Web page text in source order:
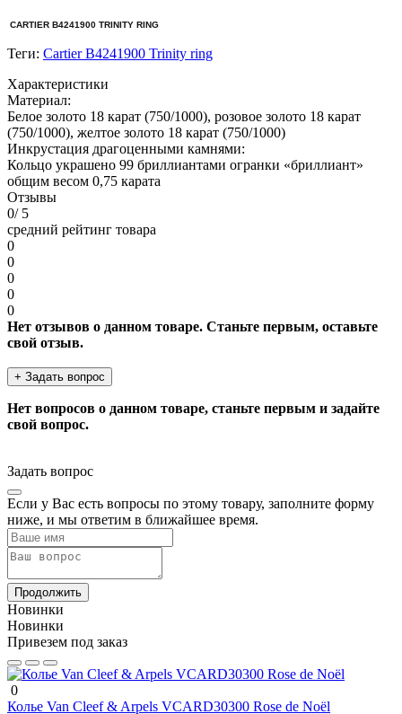
CARTIER B4241900 TRINITY RING
Теги: Cartier B4241900 Trinity ring
Характеристики
Материал:
Белое золото 18 карат (750/1000), розовое золото 18 карат
(750/1000), желтое золото 18 карат (750/1000)
Инкрустация драгоценными камнями:
Кольцо украшено 99 бриллиантами огранки «бриллиант»
общим весом 0,75 карата
Отзывы
0/ 5
средний рейтинг товара
0
0
0
0
0
Нет отзывов о данном товаре. Станьте первым, оставьте
свой отзыв.
+ Задать вопрос
Нет вопросов о данном товаре, станьте первым и задайте
свой вопрос.
Задать вопрос
Если у Вас есть вопросы по этому товару, заполните форму
ниже, и мы ответим в ближайшее время.
Продолжить
Новинки
Новинки
Привезем под заказ
0
Колье Van Cleef & Arpels VCARD30300 Rose de Noël